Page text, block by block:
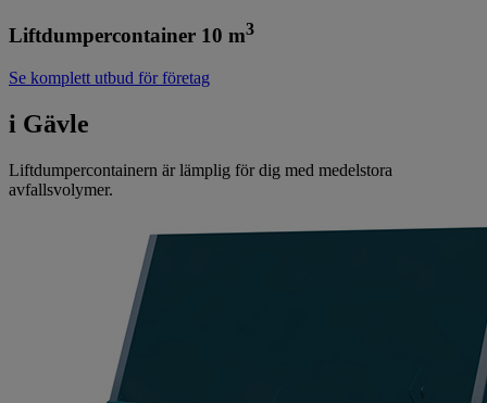
Liftdumpercontainer 10 m3
Se komplett utbud för företag
i Gävle
Liftdumpercontainern är lämplig för dig med medelstora
avfallsvolymer.